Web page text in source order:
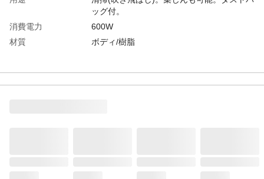
ッグ付。
消費電力
600W
材質
ボディ/樹脂
生産国
中国